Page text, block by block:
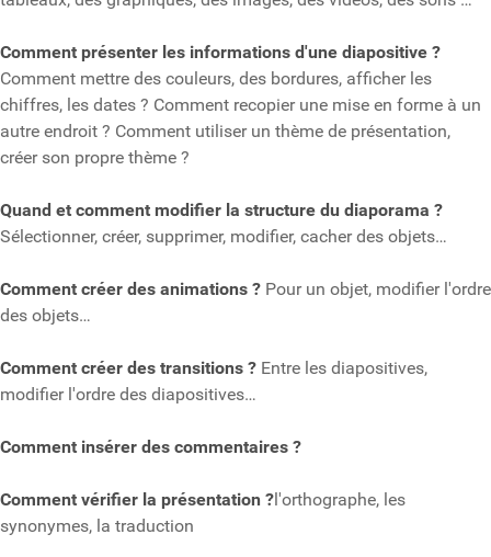
Comment présenter les informations d'une diapositive ?
Comment mettre des couleurs, des bordures, afficher les
chiffres, les dates ? Comment recopier une mise en forme à un
autre endroit ? Comment utiliser un thème de présentation,
créer son propre thème ?
Quand et comment modifier la structure du diaporama ?
Sélectionner, créer, supprimer, modifier, cacher des objets…
Comment créer des animations ? Pour un objet, modifier l'ordre
des objets…
Comment créer des transitions ? Entre les diapositives,
modifier l'ordre des diapositives…
Comment insérer des commentaires ?
Comment vérifier la présentation ?l'orthographe, les
synonymes, la traduction